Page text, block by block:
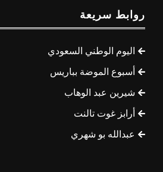
روابط سريعة
اليوم الوطني السعودي
أسبوع الموضة بباريس
شيرين عبد الوهاب
أرابز غوت تالنت
عبدالله بو شهري